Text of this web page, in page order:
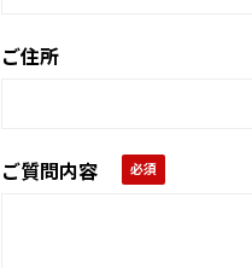
ご住所
ご質問内容